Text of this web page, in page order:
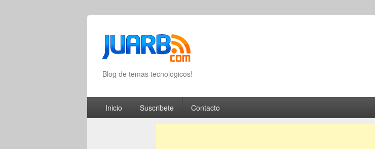
Blog de temas tecnologicos!
Primary menu
Skip to primary content
Skip to secondary content
Inicio Suscribete Contacto